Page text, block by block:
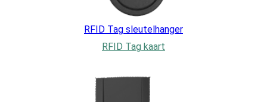
RFID Tag sleutelhanger
RFID Tag kaart